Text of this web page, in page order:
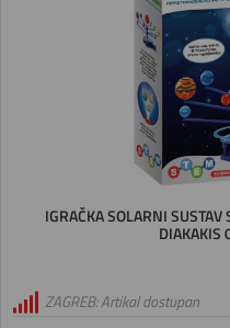
IGRAČKA SOLARNI SUSTAV
ZAGREB: Artikal dostupan